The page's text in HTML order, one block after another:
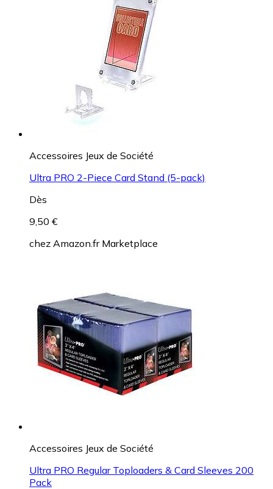
Accessoires Jeux de Société
Ultra PRO 2-Piece Card Stand (5-pack)
Dès
9,50 €
chez Amazon.fr Marketplace
Accessoires Jeux de Société
Ultra PRO Regular Toploaders & Card Sleeves 200
Pack